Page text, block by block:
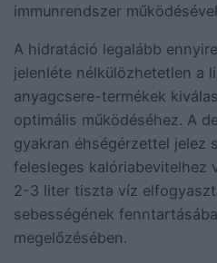
immunrendszer
A hidratáció legalább
jelenléte nélkülözhetetlen a
anyagcsere-termékek
optimális működéséhez. A
gyakran éhségérzettel jelez
felesleges kalóriabevitelhez
2-3 liter tiszta víz
sebességének
megelőzésében.